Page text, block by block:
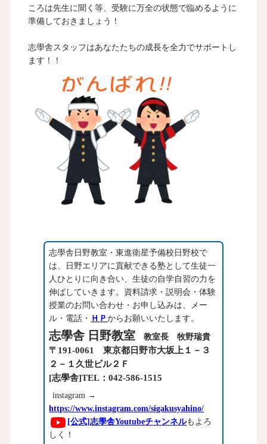
ころは先生に聞く等、受験に万全の状態で臨めるように
準備しておきましょう！
志學舎スタッフはあなたたちの成長を全力でサポートし
ます！！
志學舎日野教室・東進衛星予備校日野校で
は、日野エリアに貢献できる塾として生徒一
人ひとりに向き合い、生徒の自学自習の力を
伸ばしていきます。資料請求・説明会・体験
授業のお問い合わせ・お申し込みは、メー
ル・電話・
ＨＰからお願いいたします。
志學舎 日野教室 教室長 牧野瑞貴
〒191-0061 東京都日野市大坂上１－３
２－１久世ビル２Ｆ
[志學舎]TEL：042-586-1515
instagram →
https://www.instagram.com/sigakusyahino/
[公式]志學舎Youtubeチャンネルもよろ
しく！